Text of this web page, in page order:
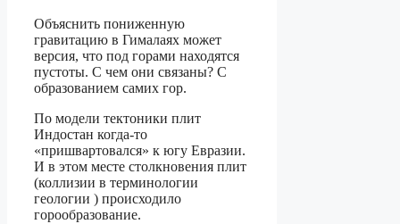
Объяснить пониженную
гравитацию в Гималаях может
версия, что под горами находятся
пустоты. С чем они связаны? С
образованием самих гор.
По модели тектоники плит
Индостан когда-то
«пришвартовался» к югу Евразии.
И в этом месте столкновения плит
(коллизии в терминологии
геологии ) происходило
горообразование.